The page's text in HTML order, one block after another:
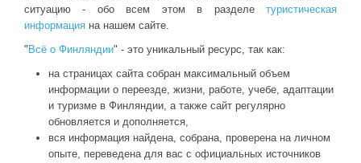
ситуацию - обо всем этом в разделе туристическая
информация на нашем сайте.
" Всё о Финляндии" - это уникальный ресурс, так как:
на страницах сайта собран максимальный объем
информации о переезде, жизни, работе, учебе, адаптации
и туризме в Финляндии, а также сайт регулярно
обновляется и дополняется,
вся информация найдена, собрана, проверена на личном
опыте, переведена для вас с официальных источников